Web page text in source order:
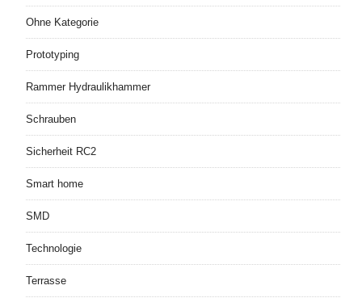
Ohne Kategorie
Prototyping
Rammer Hydraulikhammer
Schrauben
Sicherheit RC2
Smart home
SMD
Technologie
Terrasse